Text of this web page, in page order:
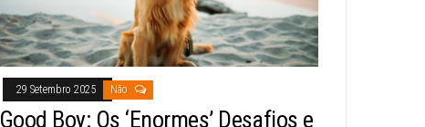
29 Setembro 2025 Não
Good Boy: Os ‘Enormes’ Desafios e